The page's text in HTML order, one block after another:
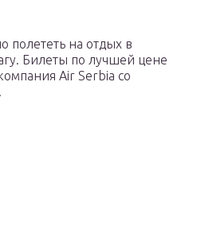
на отдых в
Билеты по лучшей цене
Air Serbia со